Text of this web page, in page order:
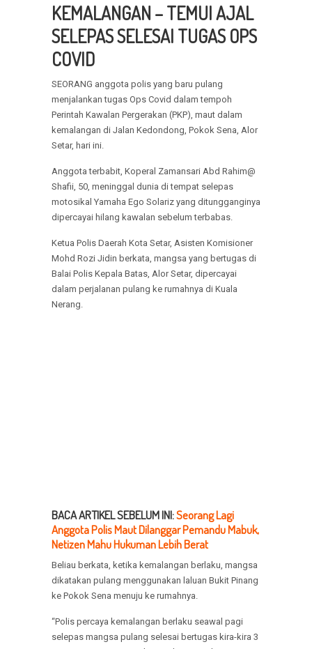
KEMALANGAN – TEMUI AJAL
SELEPAS SELESAI TUGAS OPS
COVID
SEORANG anggota polis yang baru pulang
menjalankan tugas Ops Covid dalam tempoh
Perintah Kawalan Pergerakan (PKP), maut dalam
kemalangan di Jalan Kedondong, Pokok Sena, Alor
Setar, hari ini.
Anggota terbabit, Koperal Zamansari Abd Rahim@
Shafii, 50, meninggal dunia di tempat selepas
motosikal Yamaha Ego Solariz yang ditungganginya
dipercayai hilang kawalan sebelum terbabas.
Ketua Polis Daerah Kota Setar, Asisten Komisioner
Mohd Rozi Jidin berkata, mangsa yang bertugas di
Balai Polis Kepala Batas, Alor Setar, dipercayai
dalam perjalanan pulang ke rumahnya di Kuala
Nerang.
BACA ARTIKEL SEBELUM INI:Seorang Lagi
Anggota Polis Maut Dilanggar Pemandu Mabuk,
Netizen Mahu Hukuman Lebih Berat
Beliau berkata, ketika kemalangan berlaku, mangsa
dikatakan pulang menggunakan laluan Bukit Pinang
ke Pokok Sena menuju ke rumahnya.
“Polis percaya kemalangan berlaku seawal pagi
selepas mangsa pulang selesai bertugas kira-kira 3